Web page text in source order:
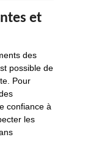
et
des
possible de
Pour
confiance à
les